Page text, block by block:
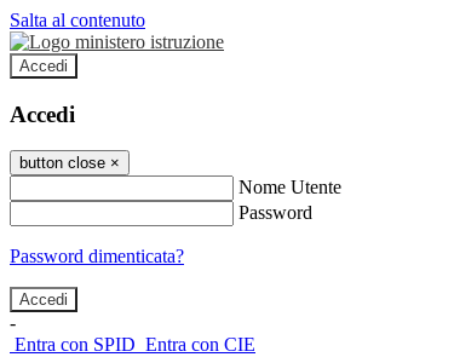
Salta al contenuto
Accedi
Accedi
button close ×
Nome Utente
Password
Password dimenticata?
-
Entra con SPID Entra con CIE